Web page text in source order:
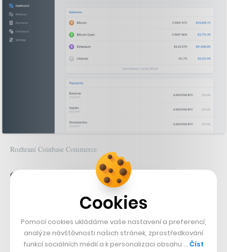
Rozhraní Coinbase Commerce
Coinbase na svém webu věnovaném Commerce
produktu neuvádí přesné poplatky – lze ale očekávat, že
za samotné použití nebudou obchodníci platit nic, a že
půjde pouze o standardní poplatky za převod měn ze
směnárny nebo za jejich směnu.
Cookies
Pomocí cookies ukládáme vaše nastavení a preferencí,
analýze návštěvnosti našich stránek, zprostředkování
funkcí sociálních médií a k personalizaci obsahu … Číst